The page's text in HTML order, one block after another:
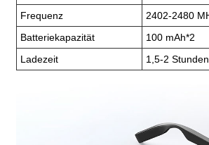
Frequenz
2402-2480
Batteriekapazität
100 mAh*2
Ladezeit
1,5-2 Stunden